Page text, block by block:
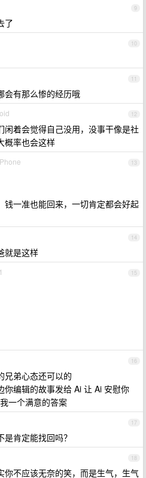
9
了
10
11
会有那么惨的经历哦
12
闲着会觉得自己没用，没事干像是社
概率也会这样
13
钱一准也能回来，一切肯定都会好起
14
就是这样
15
1
16
兄弟心态还可以的
你编辑的故事发给 Ai 让 Ai 安慰你
一个满意的答案
17
肯定能找回吗？
18
你不应该无奈的笑，而是生气，生气